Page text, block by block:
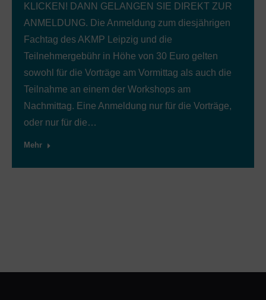
KLICKEN! DANN GELANGEN SIE DIREKT ZUR
ANMELDUNG. Die Anmeldung zum diesjährigen
Fachtag des AKMP Leipzig und die
Teilnehmergebühr in Höhe von 30 Euro gelten
sowohl für die Vorträge am Vormittag als auch die
Teilnahme an einem der Workshops am
Nachmittag. Eine Anmeldung nur für die Vorträge,
oder nur für die…
Mehr